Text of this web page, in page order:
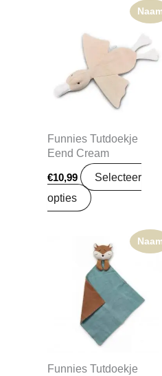
Funnies Tutdoekje
Eend Cream
€10,99
Selecteer
opties
Funnies Tutdoekje